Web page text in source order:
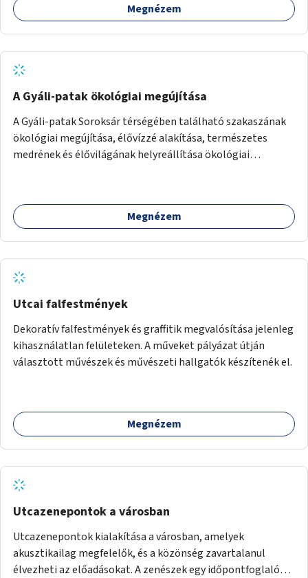
Megnézem
A Gyáli-patak ökológiai megújítása
A Gyáli-patak Soroksár térségében található szakaszának
ökológiai megújítása, élővízzé alakítása, természetes
medrének és élővilágának helyreállítása ökológiai
Megnézem
Utcai falfestmények
Dekoratív falfestmények és graffitik megvalósítása jelenleg
kihasználatlan felületeken. A műveket pályázat útján
választott művészek és művészeti hallgatók készítenék el.
Megnézem
Utcazenepontok a városban
Utcazenepontok kialakítása a városban, amelyek
akusztikailag megfelelők, és a közönség zavartalanul
élvezheti az előadásokat. A zenészek egy időpontfoglalón